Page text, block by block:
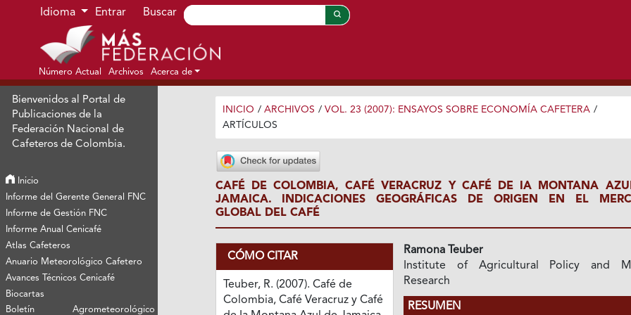
Ir al menú de navegación principal
Ir al contenido principal
Ir al pie de página del sitio
Idioma Entrar Buscar
Número Actual Archivos Acerca de
Bienvenidos al Portal de
Publicaciones de la
Federación Nacional de
Cafeteros de Colombia.
Inicio
Informe del Gerente General FNC
Informe de Gestión FNC
Informe Anual Cenicafé
Atlas Cafeteros
Anuario Meteorológico Cafetero
Avances Técnicos Cenicafé
Biocartas
Boletín Agrometeorológico
INICIO / ARCHIVOS / VOL. 23 (2007): ENSAYOS SOBRE ECONOMÍA CAFETERA /
ARTÍCULOS
CAFÉ DE COLOMBIA, CAFÉ VERACRUZ Y CAFÉ DE IA MONTANA
JAMAICA. INDICACIONES GEOGRÁFICAS DE ORIGEN EN EL
GLOBAL DEL CAFÉ
CÓMO CITAR
Teuber, R. (2007). Café de
Colombia, Café Veracruz y Café
Ramona Teuber
Institute of Agricultural Policy and
Research
RESUMEN